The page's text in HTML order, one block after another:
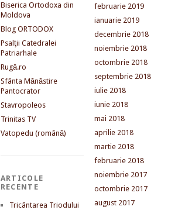
Biserica Ortodoxa din
Moldova
Blog ORTODOX
Psalţii Catedralei
Patriarhale
Rugă.ro
Sfânta Mănăstire
Pantocrator
Stavropoleos
Trinitas TV
Vatopedu (română)
ARTICOLE
RECENTE
Tricântarea Triodului
februarie 2019
ianuarie 2019
decembrie 2018
noiembrie 2018
octombrie 2018
septembrie 2018
iulie 2018
iunie 2018
mai 2018
aprilie 2018
martie 2018
februarie 2018
noiembrie 2017
octombrie 2017
august 2017